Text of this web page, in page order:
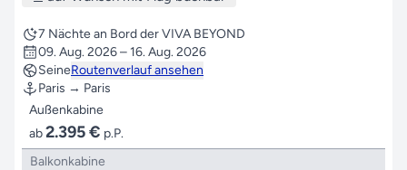
7 Nächte an Bord der VIVA BEYOND
09. Aug. 2026 – 16. Aug. 2026
SeineRoutenverlauf ansehen
Paris → Paris
Außenkabine
ab2.395 € p.P.
Balkonkabine